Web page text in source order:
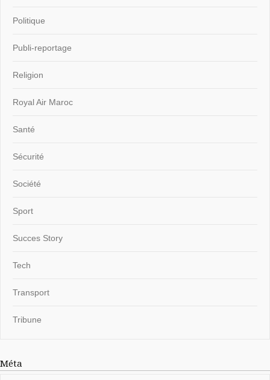
Politique
Publi-reportage
Religion
Royal Air Maroc
Santé
Sécurité
Société
Sport
Succes Story
Tech
Transport
Tribune
Méta